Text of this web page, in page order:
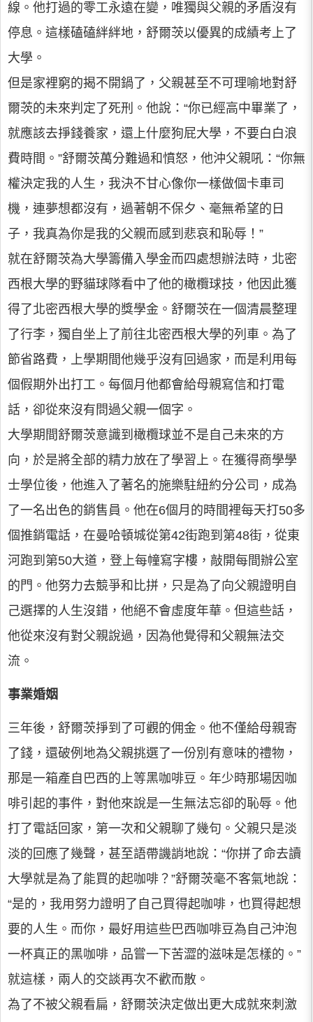
線。他打過的零工永遠在變，唯獨與父親的矛盾沒有
停息。這樣磕磕絆絆地，舒爾茨以優異的成績考上了
大學。
但是家裡窮的揭不開鍋了，父親甚至不可理喻地對舒
爾茨的未來判定了死刑。他說：“你已經高中畢業了，
就應該去掙錢養家，還上什麼狗屁大學，不要白白浪
費時間。”舒爾茨萬分難過和憤怒，他沖父親吼：“你無
權決定我的人生，我決不甘心像你一樣做個卡車司
機，連夢想都沒有，過著朝不保夕、毫無希望的日
子，我真為你是我的父親而感到悲哀和恥辱！”
就在舒爾茨為大學籌備入學金而四處想辦法時，北密
西根大學的野貓球隊看中了他的橄欖球技，他因此獲
得了北密西根大學的獎學金。舒爾茨在一個清晨整理
了行李，獨自坐上了前往北密西根大學的列車。為了
節省路費，上學期間他幾乎沒有回過家，而是利用每
個假期外出打工。每個月他都會給母親寫信和打電
話，卻從來沒有問過父親一個字。
大學期間舒爾茨意識到橄欖球並不是自己未來的方
向，於是將全部的精力放在了學習上。在獲得商學學
士學位後，他進入了著名的施樂駐紐約分公司，成為
了一名出色的銷售員。他在6個月的時間裡每天打50多
個推銷電話，在曼哈頓城從第42街跑到第48街，從東
河跑到第50大道，登上每幢寫字樓，敲開每間辦公室
的門。他努力去競爭和比拼，只是為了向父親證明自
己選擇的人生沒錯，他絕不會虛度年華。但這些話，
他從來沒有對父親說過，因為他覺得和父親無法交
流。
事業婚姻
三年後，舒爾茨掙到了可觀的佣金。他不僅給母親寄
了錢，還破例地為父親挑選了一份別有意味的禮物，
那是一箱產自巴西的上等黑咖啡豆。年少時那場因咖
啡引起的事件，對他來說是一生無法忘卻的恥辱。他
打了電話回家，第一次和父親聊了幾句。父親只是淡
淡的回應了幾聲，甚至語帶譏誚地說：“你拼了命去讀
大學就是為了能買的起咖啡？”舒爾茨毫不客氣地說：
“是的，我用努力證明了自己買得起咖啡，也買得起想
要的人生。而你，最好用這些巴西咖啡豆為自己沖泡
一杯真正的黑咖啡，品嘗一下苦澀的滋味是怎樣的。”
就這樣，兩人的交談再次不歡而散。
為了不被父親看扁，舒爾茨決定做出更大成就來刺激